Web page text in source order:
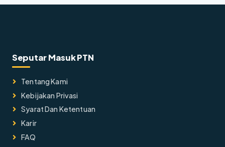
Seputar Masuk PTN
Tentang Kami
Kebijakan Privasi
Syarat Dan Ketentuan
Karir
FAQ